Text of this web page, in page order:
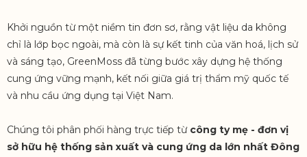
Khởi nguồn từ một niềm tin đơn sơ, rằng vật liệu da không
chỉ là lớp bọc ngoài, mà còn là sự kết tinh của văn hoá, lịch sử
và sáng tạo, GreenMoss đã từng bước xây dựng hệ thống
cung ứng vững mạnh, kết nối giữa giá trị thẩm mỹ quốc tế
và nhu cầu ứng dụng tại Việt Nam.
Chúng tôi phân phối hàng trực tiếp từ công ty mẹ - đơn vị
sở hữu hệ thống sản xuất và cung ứng da lớn nhất Đông